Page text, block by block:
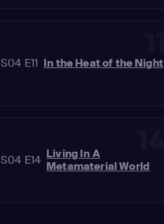
S04 E11 In the Heat of the Night
S04 E14 Living In A
Metamaterial World